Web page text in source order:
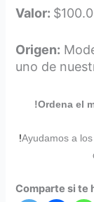
Valor:
Origen:
uno de
!Ordena el
!Ayudamos a
Comparte si te